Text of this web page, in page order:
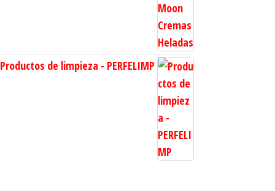
Productos de limpieza - PERFELIMP